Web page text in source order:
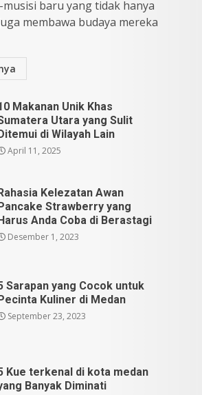
Mei 25, 2026baru yang tidak hanya
membawa budaya mereka
Makanan Unik Khas
Utara yang Sulit
di Wilayah Lain
April 11, 2025
Kelezatan Awan
Strawberry yang
Anda Coba di Berastagi
Desember 1, 2023
Sarapan yang Cocok untuk
Kuliner di Medan
September 23, 2023
Kue terkenal di kota medan
Banyak Diminati